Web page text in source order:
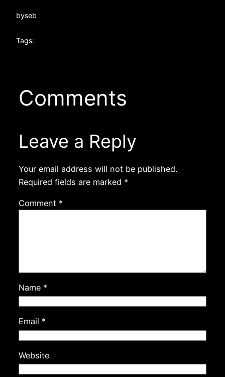
byseb
Tags:
Comments
Leave a Reply
Your email address will not be published.
Required fields are marked *
Comment *
Name *
Email *
Website